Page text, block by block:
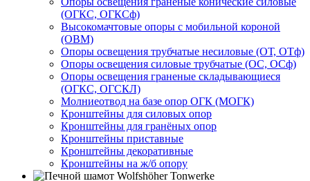
(ОГКС, ОГКСф)
Высокомачтовые опоры с мобильной короной
(ОВМ)
Опоры освещения трубчатые несиловые (ОТ, ОТф)
Опоры освещения силовые трубчатые (ОС, ОСф)
Опоры освещения граненые складывающиеся
(ОГКС, ОГСКЛ)
Молниеотвод на базе опор ОГК (МОГК)
Кронштейны для силовых опор
Кронштейны для гранёных опор
Кронштейны приставные
Кронштейны декоративные
Кронштейны на ж/б опору